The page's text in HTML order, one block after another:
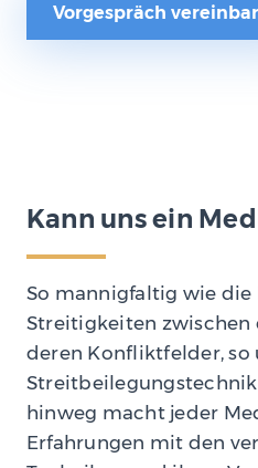
Vorgespräch
Kann uns ein
So mannigfaltig wie die
Streitigkeiten zwischen
deren Konfliktfelder, so
hinweg macht jeder
Erfahrungen mit den